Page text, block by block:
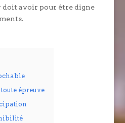
doit avoir pour être digne
épreuve